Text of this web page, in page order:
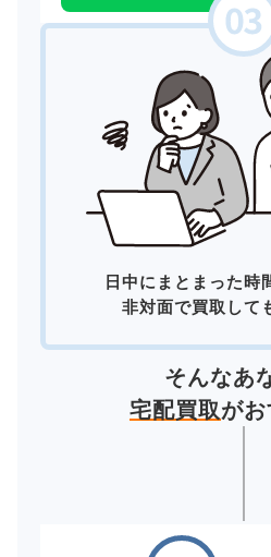
日中にまとまった時
非対面で買取して
そんなあ
宅配買取がお